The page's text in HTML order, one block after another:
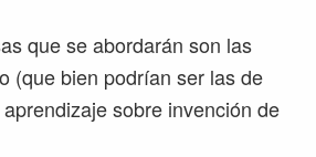
que se abordarán son las
(que bien podrían ser las de
sobre invención de